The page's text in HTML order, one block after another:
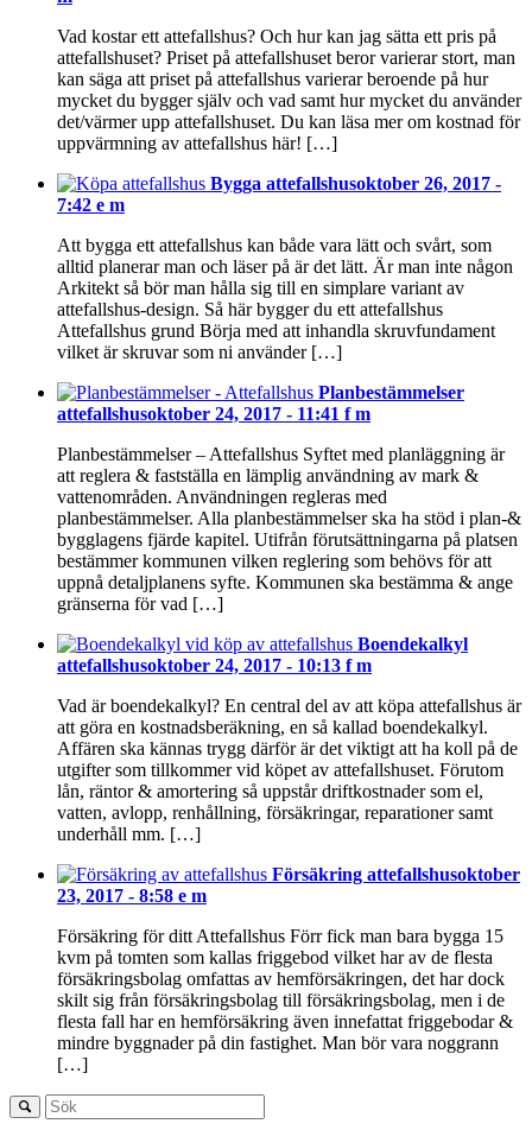
Vad kostar ett attefallshus? Och hur kan jag sätta ett pris på
attefallshuset? Priset på attefallshuset beror varierar stort, man
kan säga att priset på attefallshus varierar beroende på hur
mycket du bygger själv och vad samt hur mycket du använder
det/värmer upp attefallshuset. Du kan läsa mer om kostnad för
uppvärmning av attefallshus här! […]
Bygga attefallshusoktober 26, 2017 -
7:42 e m
Att bygga ett attefallshus kan både vara lätt och svårt, som
alltid planerar man och läser på är det lätt. Är man inte någon
Arkitekt så bör man hålla sig till en simplare variant av
attefallshus-design. Så här bygger du ett attefallshus
Attefallshus grund Börja med att inhandla skruvfundament
vilket är skruvar som ni använder […]
Planbestämmelser
attefallshusoktober 24, 2017 - 11:41 f m
Planbestämmelser – Attefallshus Syftet med planläggning är
att reglera & fastställa en lämplig användning av mark &
vattenområden. Användningen regleras med
planbestämmelser. Alla planbestämmelser ska ha stöd i plan-&
bygglagens fjärde kapitel. Utifrån förutsättningarna på platsen
bestämmer kommunen vilken reglering som behövs för att
uppnå detaljplanens syfte. Kommunen ska bestämma & ange
gränserna för vad […]
Boendekalkyl
attefallshusoktober 24, 2017 - 10:13 f m
Vad är boendekalkyl? En central del av att köpa attefallshus är
att göra en kostnadsberäkning, en så kallad boendekalkyl.
Affären ska kännas trygg därför är det viktigt att ha koll på de
utgifter som tillkommer vid köpet av attefallshuset. Förutom
lån, räntor & amortering så uppstår driftkostnader som el,
vatten, avlopp, renhållning, försäkringar, reparationer samt
underhåll mm. […]
Försäkring attefallshusoktober
23, 2017 - 8:58 e m
Försäkring för ditt Attefallshus Förr fick man bara bygga 15
kvm på tomten som kallas friggebod vilket har av de flesta
försäkringsbolag omfattas av hemförsäkringen, det har dock
skilt sig från försäkringsbolag till försäkringsbolag, men i de
flesta fall har en hemförsäkring även innefattat friggebodar &
mindre byggnader på din fastighet. Man bör vara noggrann
[…]